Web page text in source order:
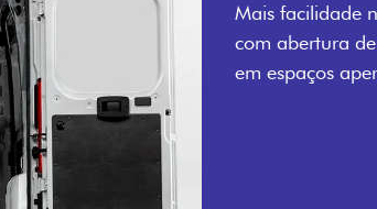
Mais
porta lateral do
tempo e